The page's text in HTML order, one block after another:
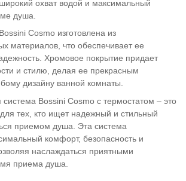
охват водой и максимальный
душа.
Cosmo изготовлена из
материалов, что обеспечивает ее
Хромовое покрытие придает
и стилю, делая ее прекрасным
дизайну ванной комнаты.
Bossini Cosmo с термостатом – это
тех, кто ищет надежный и стильный
приемом душа. Эта система
комфорт, безопасность и
наслаждаться приятными
приема душа.